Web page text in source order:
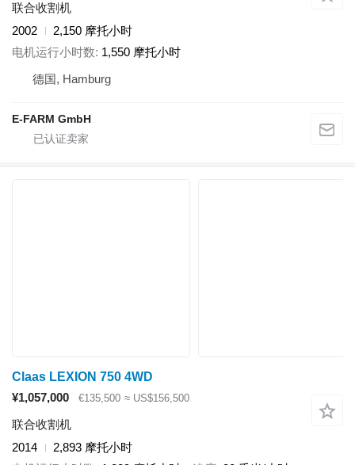
联合收割机
2002
2,150 摩托小时
电机运行小时数 1,550 摩托小时
德国, Hamburg
E-FARM GmbH
Claas LEXION 750 4WD
¥1,057,000
€135,500 ≈ US$156,500
联合收割机
2014
2,893 摩托小时